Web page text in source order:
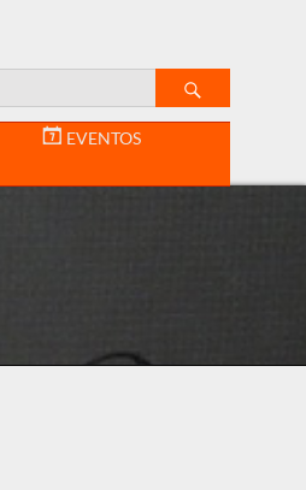
EVENTOS